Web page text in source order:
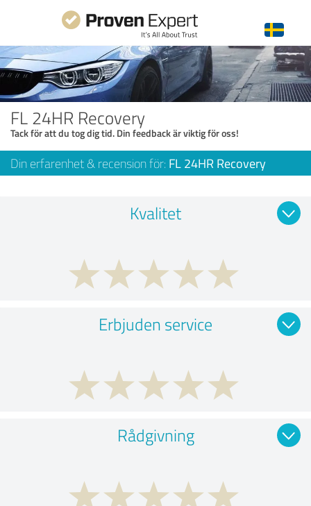
FL 24HR Recovery
Tack för att du tog dig tid. Din feedback är viktig för oss!
Din erfarenhet & recension för: FL 24HR Recovery
Kvalitet
Erbjuden service
Rådgivning